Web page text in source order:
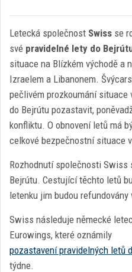
Letecká společnost Swiss se
své pravidelné lety do
situace na Blízkém východě a
Izraelem a Libanonem.
pečlivém prozkoumání situace
do Bejrútu pozastavit,
konfliktu. O obnovení letů má
celkové bezpečnostní situace
Rozhodnutí společnosti
Bejrútu. Cestující těchto letů
letenku jim budou refundovány
Swiss následuje německé
Eurowings, které oznámily
pozastavení pravidelných letů
týdne.